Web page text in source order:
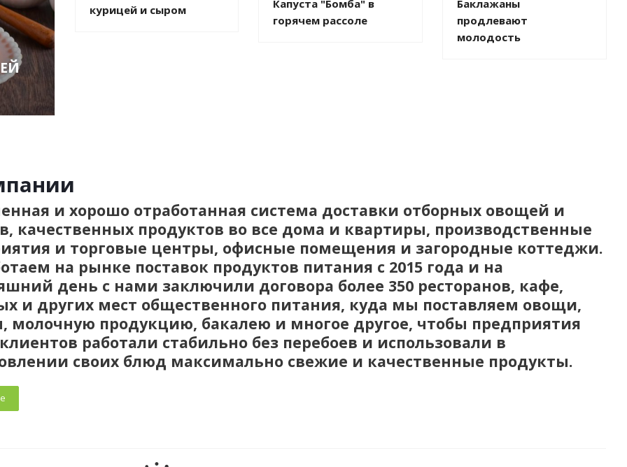
курицей и сыром
Капуста "Бомба" в
горячем рассоле
Баклажаны
продлевают
молодость
и хорошо отработанная система доставки отборных овощей и
качественных продуктов во все дома и квартиры, производственные
и торговые центры, офисные помещения и загородные коттеджи.
на рынке поставок продуктов питания с 2015 года и на
день с нами заключили договора более 350 ресторанов, кафе,
и других мест общественного питания, куда мы поставляем овощи,
молочную продукцию, бакалею и многое другое, чтобы предприятия
работали стабильно без перебоев и использовали в
своих блюд максимально свежие и качественные продукты.